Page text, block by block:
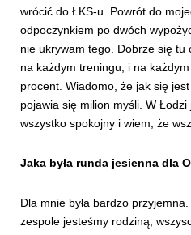
wrócić do ŁKS-u. Powrót do
odpoczynkiem po dwóch
nie ukrywam tego. Dobrze się tu
na każdym treningu, i na
procent. Wiadomo, że jak się
pojawia się milion myśli. W
wszystko spokojny i wiem, że
Jaka była runda jesienna dla
Dla mnie była bardzo
zespole jesteśmy rodziną,